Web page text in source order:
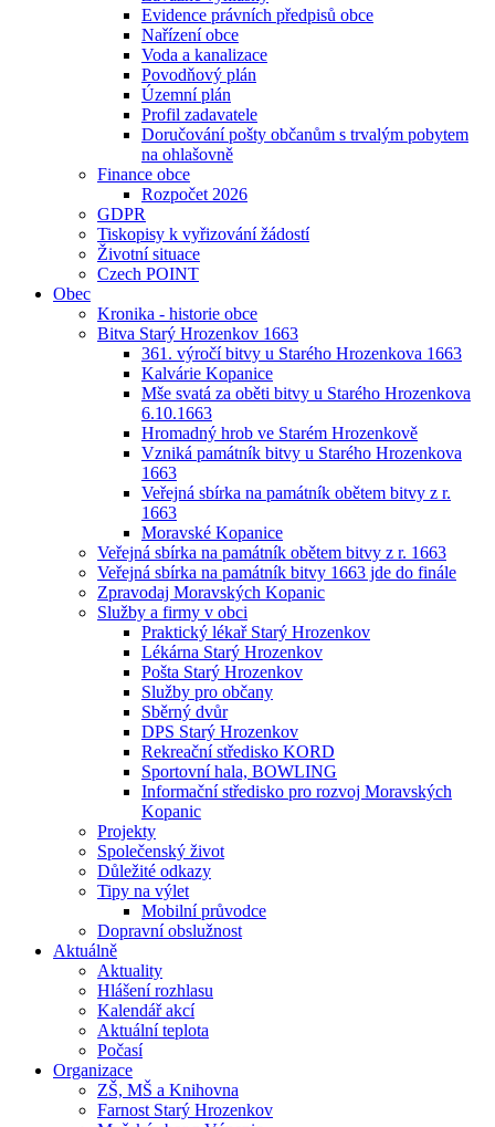
Evidence právních předpisů obce
Nařízení obce
Voda a kanalizace
Povodňový plán
Územní plán
Profil zadavatele
Doručování pošty občanům s trvalým pobytem
na ohlašovně
Finance obce
Rozpočet 2026
GDPR
Tiskopisy k vyřizování žádostí
Životní situace
Czech POINT
Obec
Kronika - historie obce
Bitva Starý Hrozenkov 1663
361. výročí bitvy u Starého Hrozenkova 1663
Kalvárie Kopanice
Mše svatá za oběti bitvy u Starého Hrozenkova
6.10.1663
Hromadný hrob ve Starém Hrozenkově
Vzniká památník bitvy u Starého Hrozenkova
1663
Veřejná sbírka na památník obětem bitvy z r.
1663
Moravské Kopanice
Veřejná sbírka na památník obětem bitvy z r. 1663
Veřejná sbírka na památník bitvy 1663 jde do finále
Zpravodaj Moravských Kopanic
Služby a firmy v obci
Praktický lékař Starý Hrozenkov
Lékárna Starý Hrozenkov
Pošta Starý Hrozenkov
Služby pro občany
Sběrný dvůr
DPS Starý Hrozenkov
Rekreační středisko KORD
Sportovní hala, BOWLING
Informační středisko pro rozvoj Moravských
Kopanic
Projekty
Společenský život
Důležité odkazy
Tipy na výlet
Mobilní průvodce
Dopravní obslužnost
Aktuálně
Aktuality
Hlášení rozhlasu
Kalendář akcí
Aktuální teplota
Počasí
Organizace
ZŠ, MŠ a Knihovna
Farnost Starý Hrozenkov